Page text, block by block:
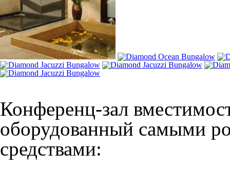
Конференц-зал
оборудованный самыми
средствами: